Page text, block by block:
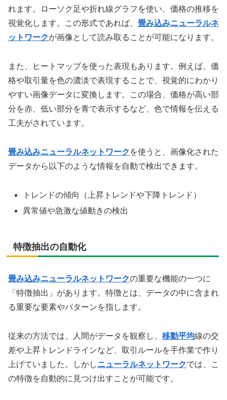
れます。ローソク足や折れ線グラフを使い、価格の推移を
視覚化します。この形式であれば、 畳み込みニューラルネ
ットワークが画像として読み取ることが可能になります。
また、ヒートマップを使った表現もあります。例えば、価
格や取引量を色の濃淡で表現することで、視覚的にわかり
やすい画像データに変換します。この場合、価格が高い部
分を赤、低い部分を青で表示するなど、色で情報を伝える
工夫がされています。
畳み込みニューラルネットワーク を使うと、画像化された
データから以下のような情報を自動で検出できます。
トレンドの傾向（上昇トレンドや下降トレンド）
異常値や急激な値動きの検出
特徴抽出の自動化
畳み込みニューラルネットワークの重要な機能の一つに
「特徴抽出」があります。特徴とは、データの中に含まれ
る重要な要素やパターンを指します。
従来の方法では、人間がデータを観察し、 移動平均線の交
差や上昇トレンドラインなど、取引ルールを手作業で作り
上げていました。しかしニューラルネットワークでは、こ
の特徴を自動的に見つけ出すことが可能です。